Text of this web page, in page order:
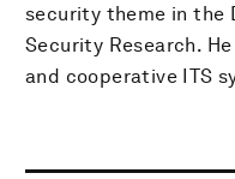
security theme in the
Security Research.
and cooperative ITS